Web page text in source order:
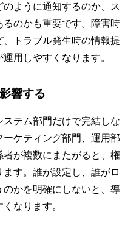
ように通知するのか、ス
のかも重要です。障害時
トラブル発生時の情報提
用しやすくなります。
響する
ステム部門だけで完結しな
ケティング部門、運用部
が複数にまたがると、権
す。誰が設定し、誰がロ
かを明確にしないと、導
なります。